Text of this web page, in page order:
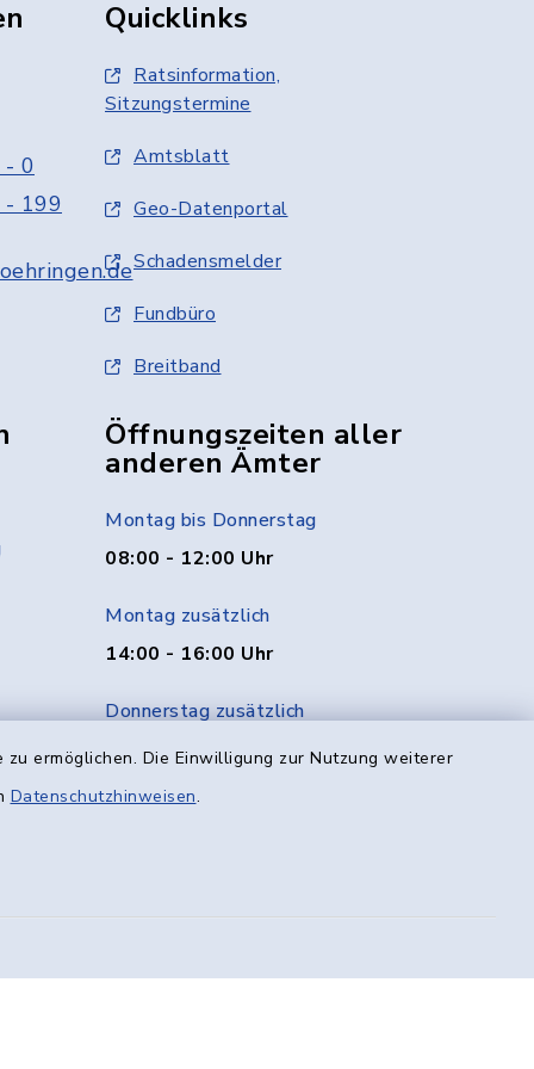
ermöglichen. Die Einwilligung zur Nutzung weiterer
Datenschutzhinweisen.
0
199
Quicklinks
Ratsinformation,
Sitzungstermine
Amtsblatt
Geo-Datenportal
Schadensmelder
Fundbüro
Breitband
Öffnungszeiten aller
anderen Ämter
Montag bis Donnerstag
08:00 - 12:00 Uhr
Montag zusätzlich
14:00 - 16:00 Uhr
Donnerstag zusätzlich
14:00 - 18:00 Uhr
Freitag